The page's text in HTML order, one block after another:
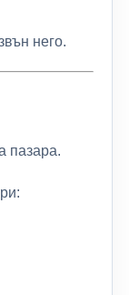
него.
пазара.